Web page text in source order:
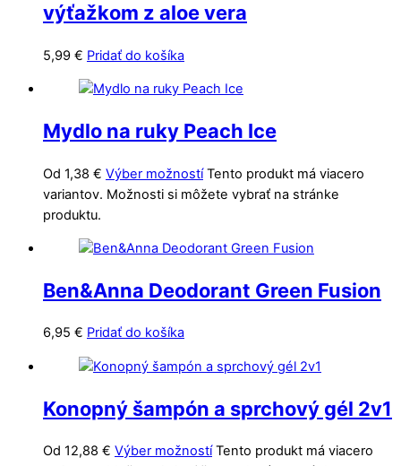
výťažkom z aloe vera
5,99 € Pridať do košíka
Mydlo na ruky Peach Ice
Od 1,38 € Výber možností Tento produkt má viacero
variantov. Možnosti si môžete vybrať na stránke
produktu.
Ben&Anna Deodorant Green Fusion
6,95 € Pridať do košíka
Konopný šampón a sprchový gél 2v1
Od 12,88 € Výber možností Tento produkt má viacero